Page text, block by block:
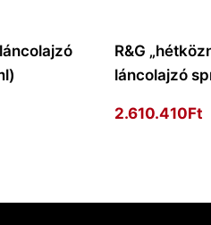
R&G
láncolajzó
2.610.410Ft